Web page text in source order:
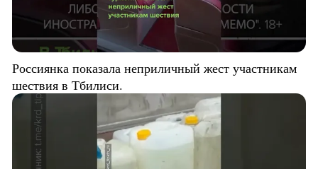
Россиянка показала неприличный жест участникам
шествия в Тбилиси.